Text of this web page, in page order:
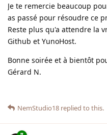
Je te remercie beaucoup
as passé pour résoudre ce
Reste plus qu'a attendre la
Github et YunoHost.
Bonne soirée et à bientôt
Gérard N.
NemStudio18 replied to this.